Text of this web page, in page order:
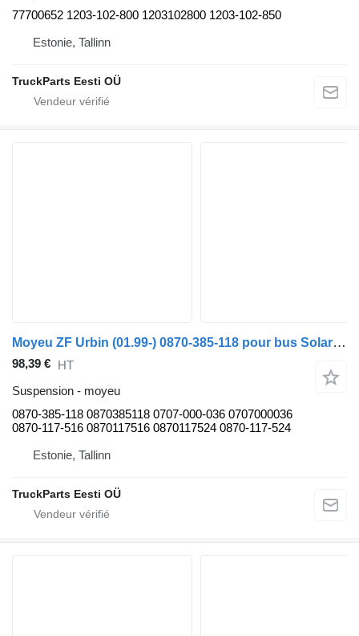
77700652 1203-102-800 1203102800 1203-102-850
Estonie, Tallinn
TruckParts Eesti OÜ
Moyeu ZF Urbin (01.99-) 0870-385-118 pour bus Solaris Urbino, Alpino, Vacanza (1999-)
98,39 € HT
Suspension - moyeu
0870-385-118 0870385118 0707-000-036 0707000036
0870-117-516 0870117516 0870117524 0870-117-524
Estonie, Tallinn
TruckParts Eesti OÜ